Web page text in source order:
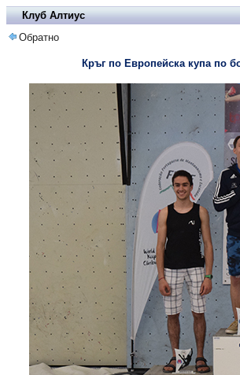
Клуб Алтиус
Обратно
Кръг по Европейска купа по